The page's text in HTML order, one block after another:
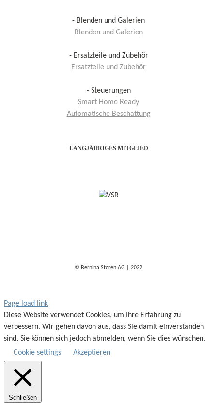
- Blenden und Galerien
Blenden und Galerien
- Ersatzteile und Zubehör
Ersatzteile und Zubehör
- Steuerungen
Smart Home Ready
Automatische Beschattung
LANGJÄHRIGES MITGLIED
© Bernina Storen AG | 2022
Page load link
Diese Website verwendet Cookies, um Ihre Erfahrung zu
verbessern. Wir gehen davon aus, dass Sie damit einverstanden
sind, Sie können sich jedoch abmelden, wenn Sie dies wünschen.
Cookie settings
Akzeptieren
Schließen